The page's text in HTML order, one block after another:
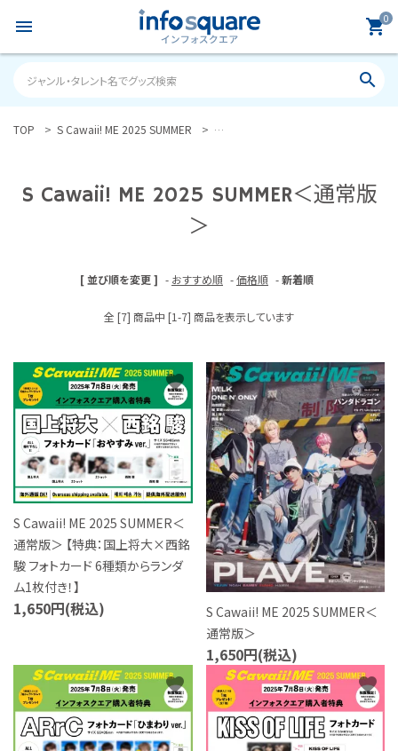
menu 0
shopping_cart
search
ACCOUNT MENU
カテゴリーから探す
雑誌
S Cawaii! ME
声優写真集・フォトブック
声優グッズ
グラビア
アイドル・タレント
ロト・ナンバーズ書籍・グッズ
ご利用ガイド
TOP S Cawaii! ME 2025 SUMMER S Cawaii! ME 2025 SUMMER＜通常版
S Cawaii! ME 2025 SUMMER＜通常版
＞
[ 並び順を変更 ] - おすすめ順 -価格順 -新着順
全 [7] 商品中 [1-7] 商品を表示しています
S Cawaii! ME 2025 SUMMER＜
通常版＞ 【特典：国上将大×西銘
駿 フォトカード 6種類からランダ
ム1枚付き！】
1,650円(税込)
favorite
S Cawaii! ME 2025 SUMMER＜
通常版＞
1,650円(税込)
favorite
favorite favorite